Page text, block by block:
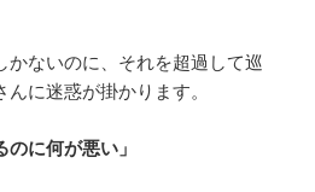
かないのに、それを超過して巡
に迷惑が掛かります。
のに何が悪い」